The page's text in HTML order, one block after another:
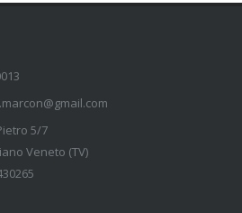
5/7
Veneto (TV)